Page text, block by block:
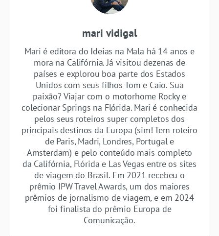
mari vidigal
Mari é editora do Ideias na Mala há 14 anos e
mora na Califórnia. Já visitou dezenas de
países e explorou boa parte dos Estados
Unidos com seus filhos Tom e Caio. Sua
paixão? Viajar com o motorhome Rocky e
colecionar Springs na Flórida. Mari é conhecida
pelos seus roteiros super completos dos
principais destinos da Europa (sim! Tem roteiro
de Paris, Madri, Londres, Portugal e
Amsterdam) e pelo conteúdo mais completo
da Califórnia, Flórida e Las Vegas entre os sites
de viagem do Brasil. Em 2021 recebeu o
prêmio IPW Travel Awards, um dos maiores
prêmios de jornalismo de viagem, e em 2024
foi finalista do prêmio Europa de
Comunicação.